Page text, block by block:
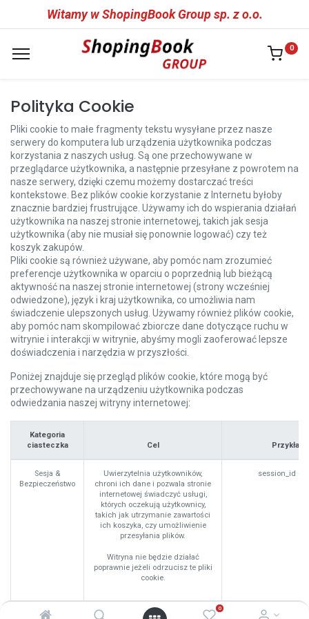
0
Witamy w ShopingBook Group sp. z o.o.
0
Polityka Cookie
Pliki cookie to małe fragmenty tekstu wysyłane przez nasze
serwery do komputera lub urządzenia użytkownika podczas
korzystania z naszych usług. Są one przechowywane w
przeglądarce użytkownika, a następnie przesyłane z powrotem na
nasze serwery, dzięki czemu możemy dostarczać treści
kontekstowe. Bez plików cookie korzystanie z Internetu byłoby
znacznie bardziej frustrujące. Używamy ich do wspierania działań
użytkownika na naszej stronie internetowej, takich jak sesja
użytkownika (aby nie musiał się ponownie logować) czy też
koszyk zakupów.
Pliki cookie są również używane, aby pomóc nam zrozumieć
preferencje użytkownika w oparciu o poprzednią lub bieżącą
aktywność na naszej stronie internetowej (strony wcześniej
odwiedzone), język i kraj użytkownika, co umożliwia nam
świadczenie ulepszonych usług. Używamy również plików cookie,
aby pomóc nam skompilować zbiorcze dane dotyczące ruchu w
witrynie i interakcji w witrynie, abyśmy mogli zaoferować lepsze
doświadczenia i narzędzia w przyszłości.
Poniżej znajduje się przegląd plików cookie, które mogą być
przechowywane na urządzeniu użytkownika podczas
odwiedzania naszej witryny internetowej:
Kategoria
ciasteczka
Cel Przykłady
Sesja &
Bezpieczeństwo
Uwierzytelnia użytkowników,
chroni ich dane i pozwala stronie
internetowej świadczyć usługi,
których oczekują użytkownicy,
takich jak utrzymanie zawartości
ich koszyka, czy umożliwienie
przesyłania plików.
Witryna nie będzie działać
poprawnie jeżeli odrzucisz te pliki
cookie.
session_id
Preferencje Zapamiętaj informacje o frontend_lang